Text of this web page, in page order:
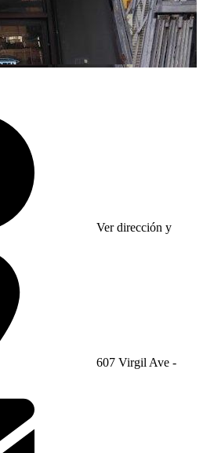
Ver dirección y
607 Virgil Ave -